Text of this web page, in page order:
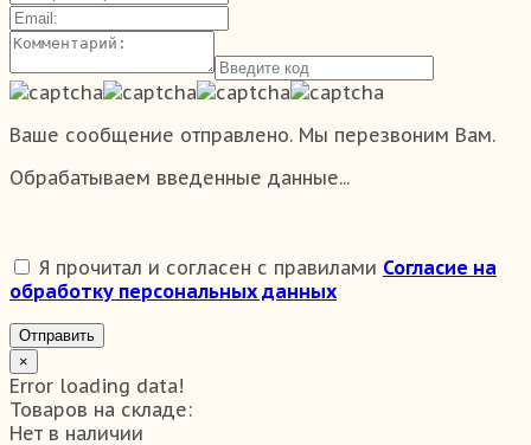
Ваше сообщение отправлено. Мы перезвоним Вам.
Обрабатываем введенные данные...
Я прочитал и согласен с правилами Согласие на
обработку персональных данных
Отправить
×
Error loading data!
Товаров на складе:
Нет в наличии